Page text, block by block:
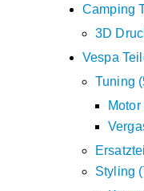
Camping
3D
Vespa
Tuning
Motor
Styling